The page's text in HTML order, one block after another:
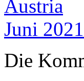
Austria
Juni 2021
Die